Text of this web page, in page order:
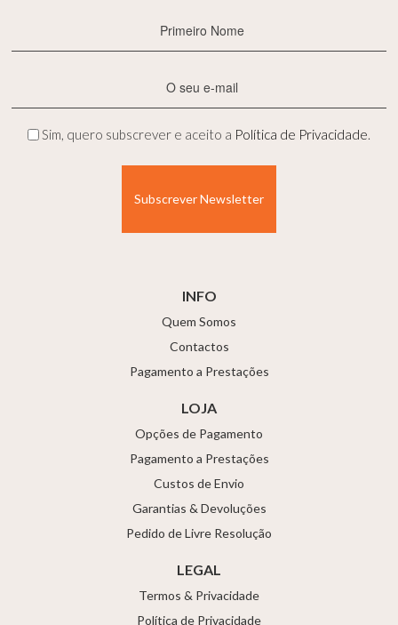
Nome
mail
Privacidade
Sim, quero subscrever e aceito a Política de Privacidade.
INFO
Quem Somos
Contactos
Pagamento a Prestações
LOJA
Opções de Pagamento
Pagamento a Prestações
Custos de Envio
Garantias & Devoluções
Pedido de Livre Resolução
LEGAL
Termos & Privacidade
Política de Privacidade